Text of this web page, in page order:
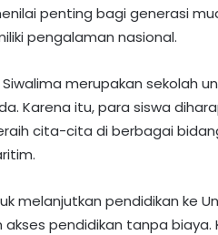
penting bagi generasi
pengalaman nasional.
Siwalima merupakan sekolah
Karena itu, para siswa
cita-cita di berbagai
melanjutkan pendidikan ke
pendidikan tanpa